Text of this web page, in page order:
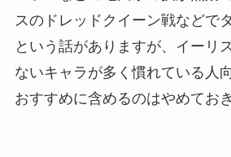
スのドレッドクイーン戦などで
という話がありますが、イーリ
ないキャラが多く慣れている人
おすすめに含めるのはやめてお